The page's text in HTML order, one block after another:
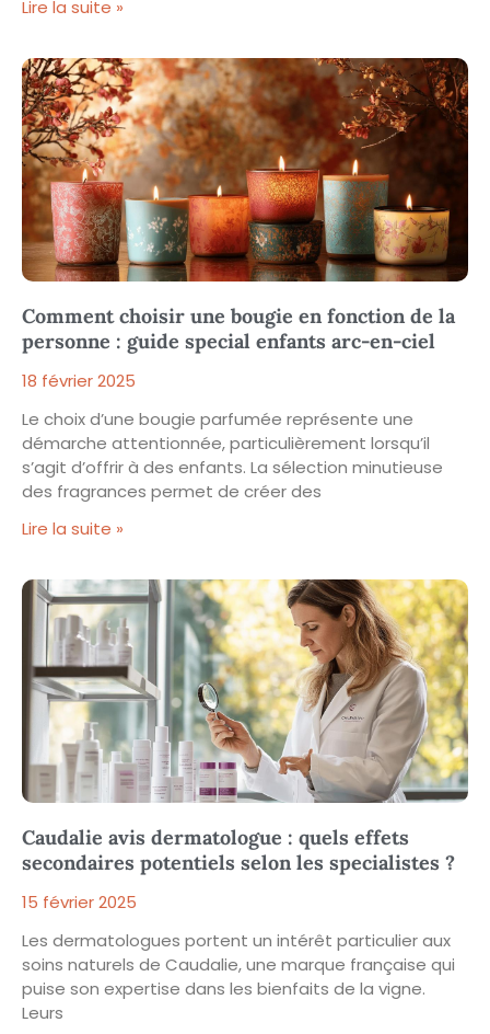
Lire la suite »
Comment choisir une bougie en fonction de la
personne : guide special enfants arc-en-ciel
18 février 2025
Le choix d’une bougie parfumée représente une
démarche attentionnée, particulièrement lorsqu’il
s’agit d’offrir à des enfants. La sélection minutieuse
des fragrances permet de créer des
Lire la suite »
Caudalie avis dermatologue : quels effets
secondaires potentiels selon les specialistes ?
15 février 2025
Les dermatologues portent un intérêt particulier aux
soins naturels de Caudalie, une marque française qui
puise son expertise dans les bienfaits de la vigne.
Leurs